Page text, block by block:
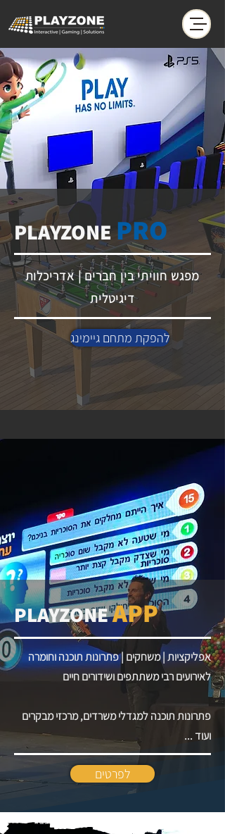
PLAYZONEPRO
מפגש חוויתי בין חברים | אדריכלות
דיגיטלית
להפקת מתחם גיימינג
PLAYZONEAPP
אפליקציות | משחקים | פתרונות תוכנה וחומרה
לאירועים רבי משתתפים ושידורים חיים
פתרונות תוכנה למגדלי משרדים, מרכזי מבקרים
ועוד ...
לפרטים